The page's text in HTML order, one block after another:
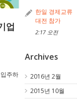
업
주하
한일 경제교류
대전 참가
2:17 오전
Archives
2016년 2월
2015년 10월